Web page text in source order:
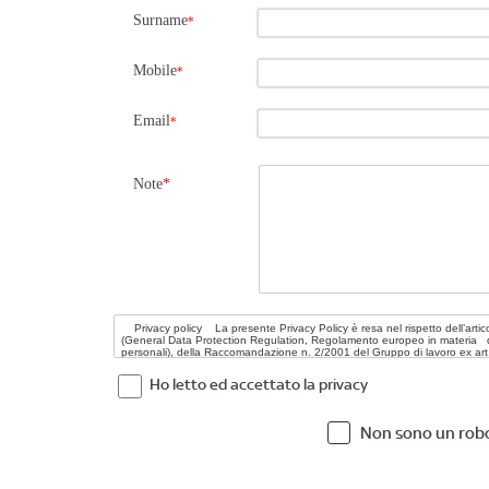
Surname*
Mobile*
Email*
Note*
Ho letto ed accettato la privacy
Non sono un